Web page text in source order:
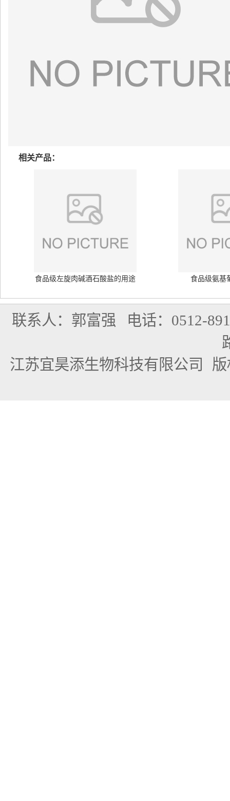
相关产品：
食品级左旋肉碱酒石酸盐的用途 食品级氨基
联系人：郭富强 电话：0512-
江苏宜昊添生物科技有限公司